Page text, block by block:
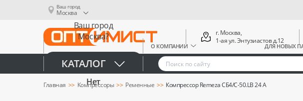
Ваш город
Москва
Ваш город
Москва?
Да
Нет
О КОМПАНИИ ДЛЯ НОВЫХ
г. Москва,
1-ая ул. Энтузиастов д.12
КАТАЛОГ
Главная Компрессоры Ременные Компрессор Remeza СБ4/С-50.LB 24 A